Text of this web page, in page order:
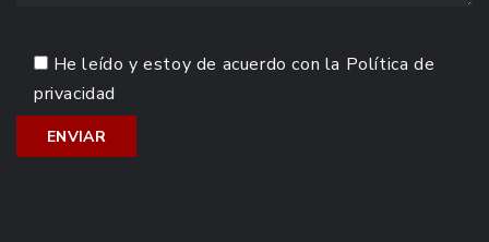
He leído y estoy de acuerdo con la Política de
privacidad